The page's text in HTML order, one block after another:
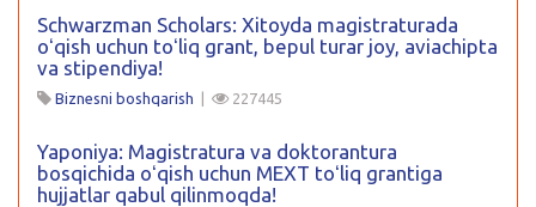
Schwarzman Scholars: Xitoyda magistraturada
oʻqish uchun toʻliq grant, bepul turar joy, aviachipta
va stipendiya!
Biznesni boshqarish | 227445
Yaponiya: Magistratura va doktorantura
bosqichida oʻqish uchun MEXT toʻliq grantiga
hujjatlar qabul qilinmoqda!